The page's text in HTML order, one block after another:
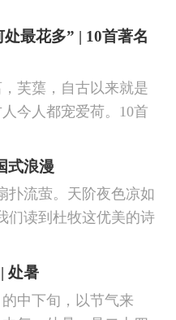
诗词，与你一起感受
最花多” | 10首著名
芙蕖，自古以来就是
今人都宠爱荷。10首
照水爱晴柔。
式浪漫
扑流萤。天阶夜色凉如
们读到杜牧这优美的诗
处暑
中下旬，以节气来